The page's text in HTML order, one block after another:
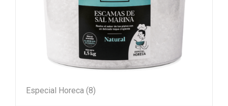
Especial Horeca (8)